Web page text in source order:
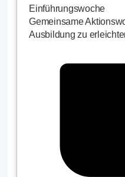
Einführungswoche
Gemeinsame
Ausbildung zu